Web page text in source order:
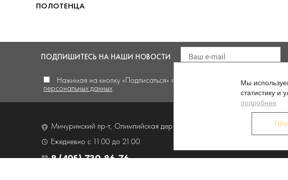
ПОЛОТЕНЦА
ПОДПИШИТЕСЬ НА НАШИ НОВОСТИ
Нажимая на кнопку «Подписаться» я даю своё согласие на
персональных данных
Мичуринский пр-т, Олимпийская деревня,
Ежедневно с 11.00 до 21.00
8 (495) 739-86-76
Мы
статистику и
подробнее